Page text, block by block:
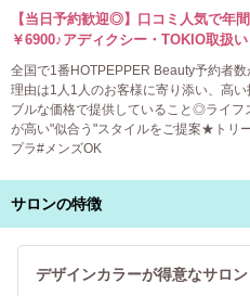
【当日予約歓迎◎】口コミ人気で年
￥6900♪アディクシー・TOKIO取扱い
全国で1番HOTPEPPER Beauty予約者
理由は1人1人のお客様に寄り添い、高
ブルな価格で提供していること◎ライフ
が高い"似合う"スタイルをご提案★トリ
プラ#メンズOK
サロンの特徴
デザインカラーが得意なサロン